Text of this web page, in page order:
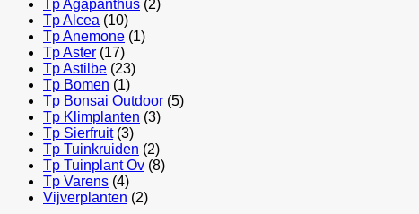
Tp Agapanthus (2)
Tp Alcea (10)
Tp Anemone (1)
Tp Aster (17)
Tp Astilbe (23)
Tp Bomen (1)
Tp Bonsai Outdoor (5)
Tp Klimplanten (3)
Tp Sierfruit (3)
Tp Tuinkruiden (2)
Tp Tuinplant Ov (8)
Tp Varens (4)
Vijverplanten (2)